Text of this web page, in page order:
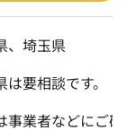
、埼玉県
要相談です。
業者などにご確